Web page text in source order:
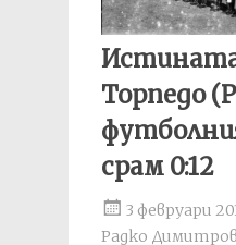
Торпедо
срам 0:12
3 февруари
Радко Димитров